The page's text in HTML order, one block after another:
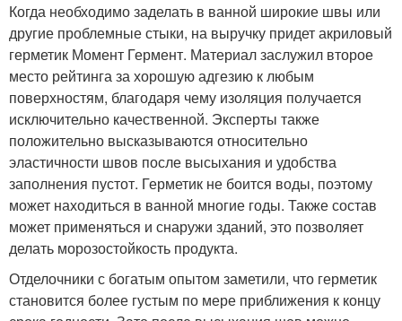
Когда необходимо заделать в ванной широкие швы или
другие проблемные стыки, на выручку придет акриловый
герметик Момент Гермент. Материал заслужил второе
место рейтинга за хорошую адгезию к любым
поверхностям, благодаря чему изоляция получается
исключительно качественной. Эксперты также
положительно высказываются относительно
эластичности швов после высыхания и удобства
заполнения пустот. Герметик не боится воды, поэтому
может находиться в ванной многие годы. Также состав
может применяться и снаружи зданий, это позволяет
делать морозостойкость продукта.
Отделочники с богатым опытом заметили, что герметик
становится более густым по мере приближения к концу